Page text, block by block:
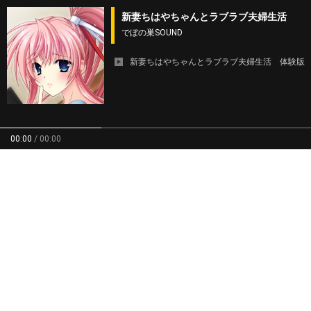
新妻ちはやちゃんとラブラブ夫婦生活
でぼの巣SOUND
新妻ちはやちゃんとラブラブ夫婦生活 体験版
00:00 / 00:00